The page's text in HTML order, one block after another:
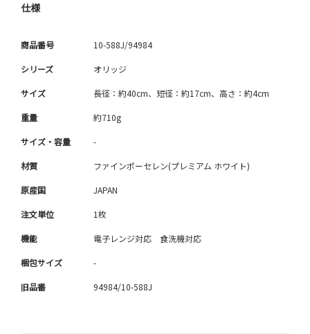
仕様
商品番号 10-588J/94984
シリーズ オリッジ
サイズ 長径：約40cm、短径：約17cm、高さ：約4cm
重量 約710g
サイズ・容量 -
材質 ファインポーセレン(プレミアム ホワイト)
原産国 JAPAN
注文単位 1枚
機能 電子レンジ対応 食洗機対応
梱包サイズ -
旧品番 94984/10-588J